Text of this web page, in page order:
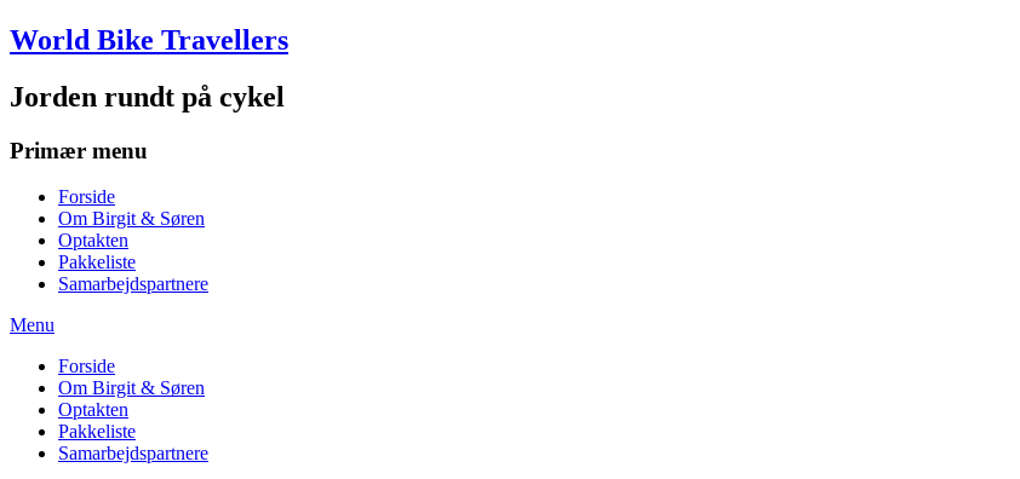
Skip
to
World Bike Travellers
Jorden rundt på cykel
Primær menu
Forside
Om Birgit & Søren
Optakten
Pakkeliste
Samarbejdspartnere
Menu
Forside
Om Birgit & Søren
Optakten
Pakkeliste
Samarbejdspartnere